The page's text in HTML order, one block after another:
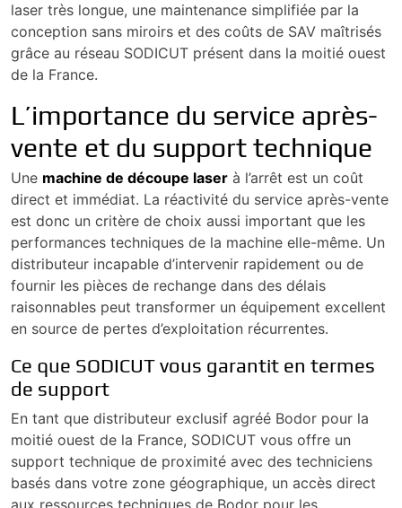
laser très longue, une maintenance simplifiée par la
conception sans miroirs et des coûts de SAV maîtrisés
grâce au réseau SODICUT présent dans la moitié ouest
de la France.
L’importance du service après-
vente et du support technique
Une machine de découpe laser à l’arrêt est un coût
direct et immédiat. La réactivité du service après-vente
est donc un critère de choix aussi important que les
performances techniques de la machine elle-même. Un
distributeur incapable d’intervenir rapidement ou de
fournir les pièces de rechange dans des délais
raisonnables peut transformer un équipement excellent
en source de pertes d’exploitation récurrentes.
Ce que SODICUT vous garantit en termes
de support
En tant que distributeur exclusif agréé Bodor pour la
moitié ouest de la France, SODICUT vous offre un
support technique de proximité avec des techniciens
basés dans votre zone géographique, un accès direct